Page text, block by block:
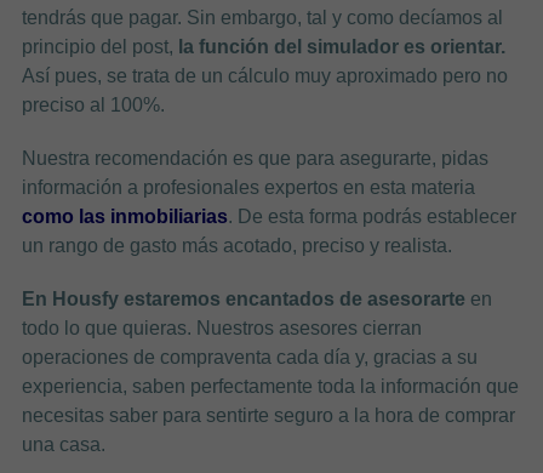
tendrás que pagar. Sin embargo, tal y como decíamos al
principio del post, la función del simulador es orientar.
Así pues, se trata de un cálculo muy aproximado pero no
preciso al 100%.
Nuestra recomendación es que para asegurarte, pidas
información a profesionales expertos en esta materia
como las inmobiliarias. De esta forma podrás establecer
un rango de gasto más acotado, preciso y realista.
En Housfy estaremos encantados de asesorarte en
todo lo que quieras. Nuestros asesores cierran
operaciones de compraventa cada día y, gracias a su
experiencia, saben perfectamente toda la información que
necesitas saber para sentirte seguro a la hora de comprar
una casa.